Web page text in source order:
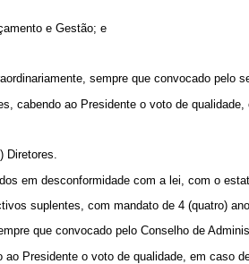
e Gestão; e
sempre que convocado pelo
cabendo ao Presidente o voto de qualidade,
Diretores.
em desconformidade com a lei, com o
suplentes, com mandato de 4 (quatro)
que convocado pelo Conselho de
Presidente o voto de qualidade, em caso